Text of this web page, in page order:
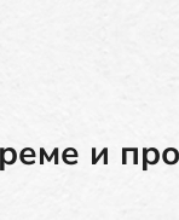
и